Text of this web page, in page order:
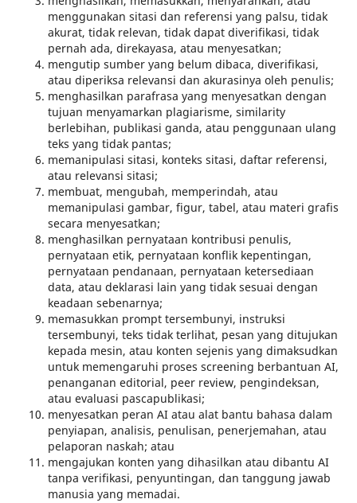
menggunakan sitasi dan referensi yang palsu, tidak
akurat, tidak relevan, tidak dapat diverifikasi, tidak
pernah ada, direkayasa, atau menyesatkan;
mengutip sumber yang belum dibaca, diverifikasi,
atau diperiksa relevansi dan akurasinya oleh penulis;
menghasilkan parafrasa yang menyesatkan dengan
tujuan menyamarkan plagiarisme, similarity
berlebihan, publikasi ganda, atau penggunaan ulang
teks yang tidak pantas;
memanipulasi sitasi, konteks sitasi, daftar referensi,
atau relevansi sitasi;
membuat, mengubah, memperindah, atau
memanipulasi gambar, figur, tabel, atau materi grafis
secara menyesatkan;
menghasilkan pernyataan kontribusi penulis,
pernyataan etik, pernyataan konflik kepentingan,
pernyataan pendanaan, pernyataan ketersediaan
data, atau deklarasi lain yang tidak sesuai dengan
keadaan sebenarnya;
memasukkan prompt tersembunyi, instruksi
tersembunyi, teks tidak terlihat, pesan yang ditujukan
kepada mesin, atau konten sejenis yang dimaksudkan
untuk memengaruhi proses screening berbantuan AI,
penanganan editorial, peer review, pengindeksan,
atau evaluasi pascapublikasi;
menyesatkan peran AI atau alat bantu bahasa dalam
penyiapan, analisis, penulisan, penerjemahan, atau
pelaporan naskah; atau
mengajukan konten yang dihasilkan atau dibantu AI
tanpa verifikasi, penyuntingan, dan tanggung jawab
manusia yang memadai.